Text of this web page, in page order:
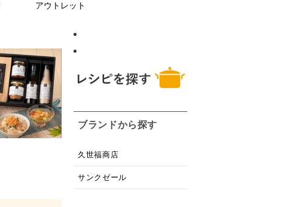
アウトレット
ブランドから探す
久世福商店
サンクゼール